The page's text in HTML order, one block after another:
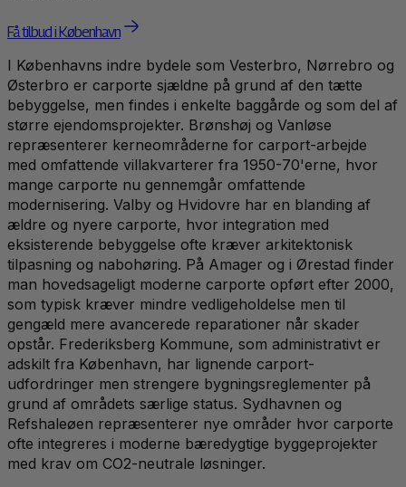
Få tilbud i København
I Københavns indre bydele som Vesterbro, Nørrebro og
Østerbro er carporte sjældne på grund af den tætte
bebyggelse, men findes i enkelte baggårde og som del af
større ejendomsprojekter. Brønshøj og Vanløse
repræsenterer kerneområderne for carport-arbejde
med omfattende villakvarterer fra 1950-70'erne, hvor
mange carporte nu gennemgår omfattende
modernisering. Valby og Hvidovre har en blanding af
ældre og nyere carporte, hvor integration med
eksisterende bebyggelse ofte kræver arkitektonisk
tilpasning og nabohøring. På Amager og i Ørestad finder
man hovedsageligt moderne carporte opført efter 2000,
som typisk kræver mindre vedligeholdelse men til
gengæld mere avancerede reparationer når skader
opstår. Frederiksberg Kommune, som administrativt er
adskilt fra København, har lignende carport-
udfordringer men strengere bygningsreglementer på
grund af områdets særlige status. Sydhavnen og
Refshaleøen repræsenterer nye områder hvor carporte
ofte integreres i moderne bæredygtige byggeprojekter
med krav om CO2-neutrale løsninger.